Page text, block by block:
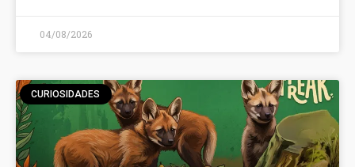
04/08/2026
CURIOSIDADES